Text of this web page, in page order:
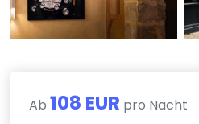
Ab 108 EUR pro Nacht